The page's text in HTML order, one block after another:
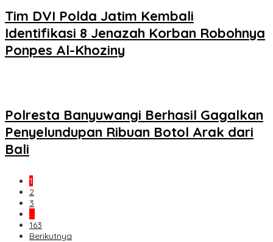
Tim DVI Polda Jatim Kembali
Identifikasi 8 Jenazah Korban Robohnya
Ponpes Al-Khoziny
Polresta Banyuwangi Berhasil Gagalkan
Penyelundupan Ribuan Botol Arak dari
Bali
1
2
3
…
163
Berikutnya